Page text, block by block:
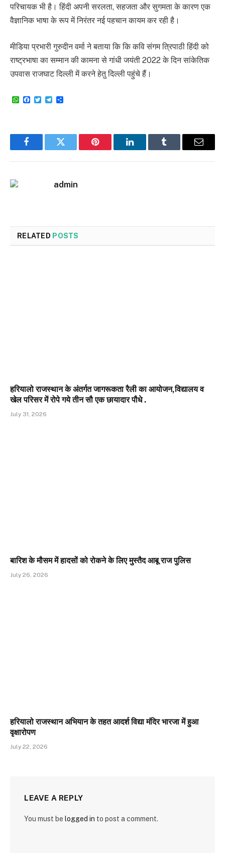
परिचायक भी है। हिंदी अपनी सरलता, सहजता और सुगमता के कारण एक
वैज्ञानिक भाषा के रूप में निरंतर नई पहचान कायम कर रही है।
मीडिया प्रभारी गुरुदीन वर्मा ने बताया कि कि कवि संगम त्रिपाठी हिंदी को
राष्ट्रभाषा का सम्मान की कामना से गांधी जयंती 2022 के दिन सांकेतिक
उपवास राजघाट दिल्ली में करने हेतु दिल्ली पहुंचे हैं।
WhatsApp
Facebook
TwitterTelegram
FacebookTwitter Pinterest LinkedInTumblr Email
admin
RELATED POSTS
हरियालो राजस्थान के अंतर्गत जागरूकता रैली का आयोजन,विद्यालय व
खेल परिसर में रोपे गये तीन सौ एक छायादार पौधे .
July 31, 2026
बारिश के मौसम में हादसों को रोकने के लिए मुस्तैद आबू राज पुलिस
July 26, 2026
हरियालो राजस्थान अभियान के तहत आदर्श विद्या मंदिर भारजा में हुआ
वृक्षारोपण
July 22, 2026
LEAVE A REPLY
You must be logged in to post a comment.